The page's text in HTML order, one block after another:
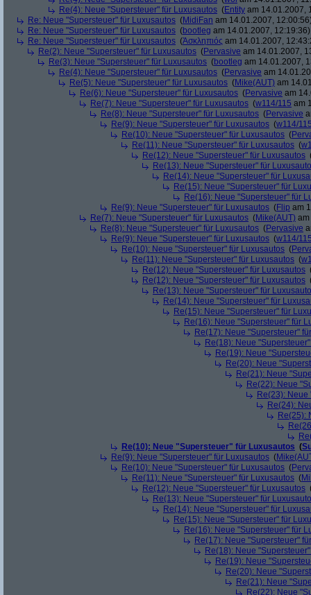
Re(4): Neue "Supersteuer" für Luxusautos (Entity am 14.01.2007,
Re: Neue "Supersteuer" für Luxusautos (MidiFan am 14.01.2007,
Re: Neue "Supersteuer" für Luxusautos (bootleg am 14.01.2007, 12:19:36)
Re: Neue "Supersteuer" für Luxusautos (Ἀσκληπιός am 14.01.2007,
Re(2): Neue "Supersteuer" für Luxusautos (Pervasive am 14.01.2007,
Re(3): Neue "Supersteuer" für Luxusautos (bootleg am 14.01.2007,
Re(4): Neue "Supersteuer" für Luxusautos (Pervasive am
Re(5): Neue "Supersteuer" für Luxusautos (Mike(AUT) am
Re(6): Neue "Supersteuer" für Luxusautos (Pervasive am
Re(7): Neue "Supersteuer" für Luxusautos (w114/115 am
Re(8): Neue "Supersteuer" für Luxusautos (Pervasive
Re(9): Neue "Supersteuer" für Luxusautos (w114/
Re(10): Neue "Supersteuer" für Luxusautos (
Re(11): Neue "Supersteuer" für Luxusautos (
Re(12): Neue "Supersteuer" für Luxusautos
Re(13): Neue "Supersteuer" für
Re(14): Neue "Supersteuer" für
Re(15): Neue "Supersteuer" für
Re(16): Neue "Supersteuer" für
Re(9): Neue "Supersteuer" für Luxusautos (Flip am
Re(7): Neue "Supersteuer" für Luxusautos (Mike(AUT)
Re(8): Neue "Supersteuer" für Luxusautos (Pervasive
Re(9): Neue "Supersteuer" für Luxusautos (w114/
Re(10): Neue "Supersteuer" für Luxusautos (
Re(11): Neue "Supersteuer" für Luxusautos (
Re(12): Neue "Supersteuer" für Luxusautos
Re(12): Neue "Supersteuer" für Luxusautos
Re(13): Neue "Supersteuer" für
Re(14): Neue "Supersteuer" für
Re(15): Neue "Supersteuer" für
Re(16): Neue "Supersteuer" für
Re(17): Neue "Supersteuer"
Re(18): Neue
Re(19): Neue
Re(20): Neue
Re(21): Neue
Re(22): Neue
Re(23):
Re(24):
Re(25):
Re(10): Neue "Supersteuer" für Luxusautos (
Re(9): Neue "Supersteuer" für Luxusautos (
Re(10): Neue "Supersteuer" für Luxusautos (
Re(11): Neue "Supersteuer" für Luxusautos (
Re(12): Neue "Supersteuer" für Luxusautos
Re(13): Neue "Supersteuer" für
Re(14): Neue "Supersteuer" für
Re(15): Neue "Supersteuer" für
Re(16): Neue "Supersteuer" für
Re(17): Neue "Supersteuer"
Re(18): Neue
Re(19): Neue
Re(20): Neue
Re(21): Neue
Re(22): Neue